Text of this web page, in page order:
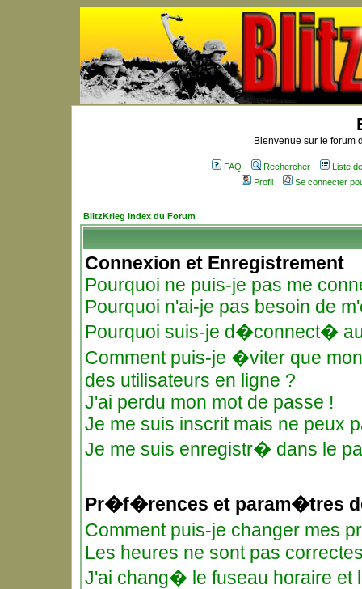
Bienvenue sur le forum
FAQ Rechercher
Liste
Profil
Se connecter
BlitzKrieg Index du Forum
Connexion et Enregistrement
Pourquoi ne puis-je pas me
Pourquoi n'ai-je pas besoin de
Pourquoi suis-je d�connect�
Comment puis-je �viter que
des utilisateurs en ligne ?
J'ai perdu mon mot de passe !
Je me suis inscrit mais ne peux
Je me suis enregistr� dans le
Pr�f�rences et param�tres
Comment puis-je changer mes
Les heures ne sont pas
J'ai chang� le fuseau horaire et